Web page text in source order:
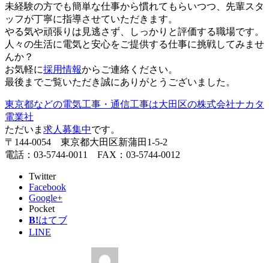
未経験の方でも簡単な仕事から慣れてもらいつつ、先輩スタ
ッフが丁寧に指導させていただきます。
やる気や頑張りは見逃さず、しっかりと評価する職場です。
人々の生活に電気と安心をご提供する仕事に挑戦してみませ
んか？
お気軽に採用情報からご連絡ください。
最後までご覧いただき誠にありがとうございました。
東京都などの電気工事・通信工事は大田区の株式会社ナカタ
電業社
ただいま 求人募集中です。
〒144-0054 東京都大田区新蒲田1-5-2
電話：03-5744-0011 FAX：03-5744-0012
Twitter
Facebook
Google+
Pocket
B!はてブ
LINE